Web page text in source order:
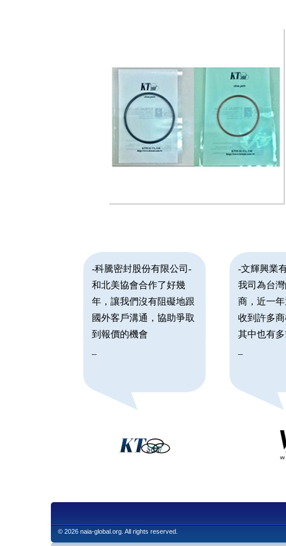
-科騰密封股份有限公司-
和北美協會合作了好幾
年，讓我們沒有阻礙地跟
國外客戶溝通，協助爭取
到報價的機會
-文輝興業
我司為台
商，近一
收到許多商
其中也有
© 2026 naia-global.org. All rights reserved.